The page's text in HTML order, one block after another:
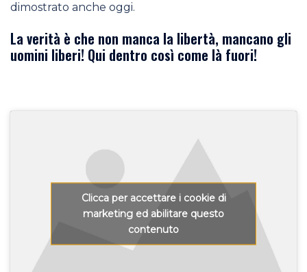
dimostrato anche oggi.
La verità è che non manca la libertà, mancano gli
uomini liberi! Qui dentro così come là fuori!
Clicca per accettare i cookie di
marketing ed abilitare questo
contenuto